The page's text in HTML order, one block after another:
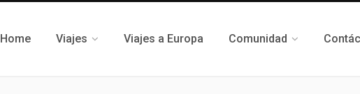
Home Viajes Viajes a Europa Comunidad